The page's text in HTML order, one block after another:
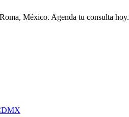
México. Agenda tu consulta hoy.